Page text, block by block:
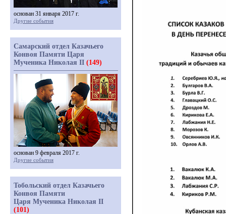
основан 31 января 2017 г.
Другие события
Самарский отдел Казачьего
Конвоя Памяти Царя
Мученика Николая II (149)
основан 9 февраля 2017 г.
Другие события
Тобольский отдел Казачьего
Конвоя Памяти
Царя Мученика Николая II
(101)